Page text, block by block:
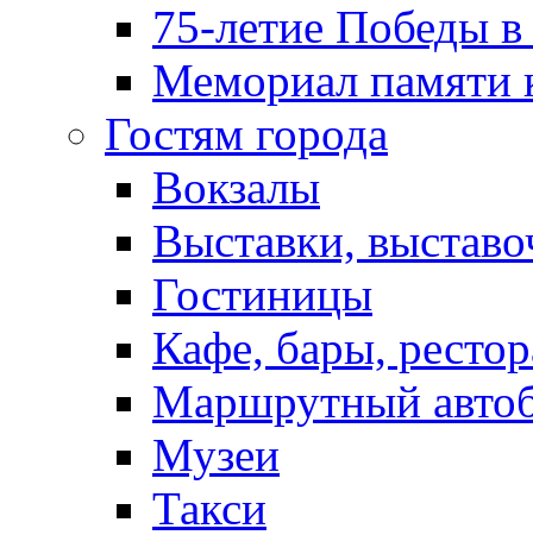
75-летие Победы
Мемориал памяти
Гостям города
Вокзалы
Выставки,
Гостиницы
Кафе, бары,
Маршрутный
Музеи
Такси